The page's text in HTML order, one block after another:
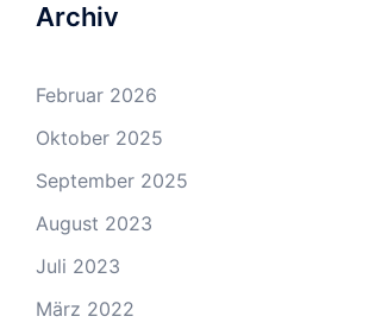
Archiv
Februar 2026
Oktober 2025
September 2025
August 2023
Juli 2023
März 2022